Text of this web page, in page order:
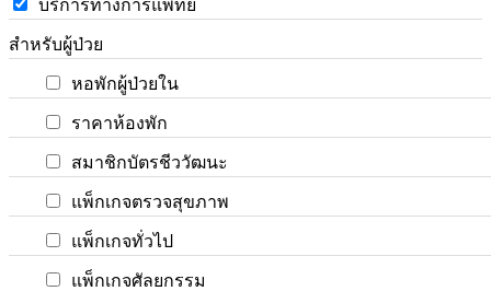
บริการทางการแพทย์
สำหรับผู้ป่วย
หอพักผู้ป่วยใน
ราคาห้องพัก
สมาชิกบัตรชีววัฒนะ
แพ็กเกจตรวจสุขภาพ
แพ็กเกจทั่วไป
แพ็กเกจศัลยกรรม